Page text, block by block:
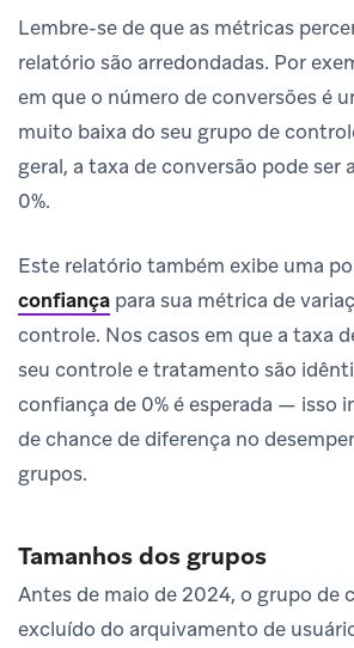
Lembre-se de que as métricas
relatório são arredondadas. Por
em que o número de conversões é
muito baixa do seu grupo de
geral, a taxa de conversão pode ser
0%.
Este relatório também exibe uma
confiança para sua métrica de
controle. Nos casos em que a taxa
seu controle e tratamento são
confiança de 0% é esperada — isso
de chance de diferença no
grupos.
Tamanhos dos grupos
Antes de maio de 2024, o grupo de
excluído do arquivamento de